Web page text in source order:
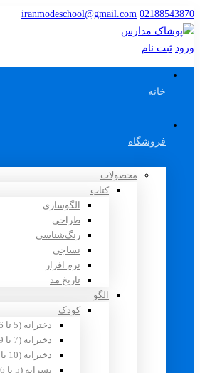
02188543870
iranmodeschool@gmail.com
ورود ثبت نام
خانه
فروشگاه
محصولات
کتاب
الگوسازی
طراحی
رنگ‌شناسی
نساجی
نرم افزار
تاریخ مد
الگو
کودک
دخترانه (5 تا 6 سال)
دخترانه (7 تا 9 سال)
دخترانه (10 تا 12 سال)
پسرانه (5 تا 6 سال)